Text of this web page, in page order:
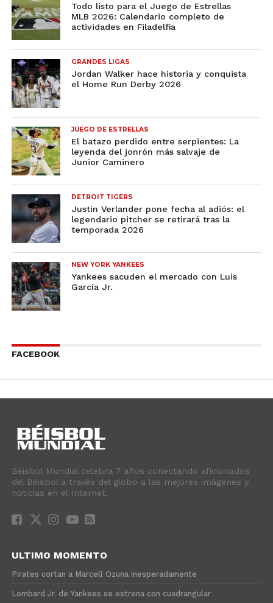
Todo listo para el Juego de Estrellas
MLB 2026: Calendario completo de
actividades en Filadelfia
GRANDES LIGAS
Jordan Walker hace historia y conquista
el Home Run Derby 2026
JUEGO DE ESTRELLAS
El batazo perdido entre serpientes: La
leyenda del jonrón más salvaje de
Junior Caminero
DETROIT TIGERS
Justin Verlander pone fecha al adiós: el
legendario pitcher se retirará tras la
temporada 2026
NEW YORK YANKEES
Yankees sacuden el mercado con Luis
García Jr.
FACEBOOK
Béisbol Mundial celebra 7 años conectando aficionados
del Béisbol a través del globo a las mejores imágenes y
noticias en el Internet.
ULTIMO MOMENTO
Pirates cortan a Marcell Ozuna inesperadamente
Lombard Jr. de Yankees se estrena con cuadrangular